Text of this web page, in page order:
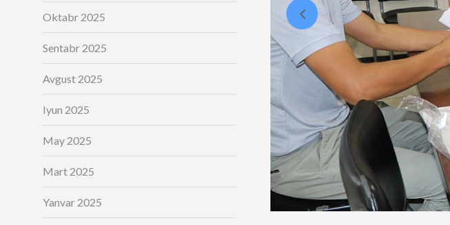
Oktabr 2025
Sentabr 2025
Avgust 2025
Iyun 2025
May 2025
Mart 2025
Yanvar 2025